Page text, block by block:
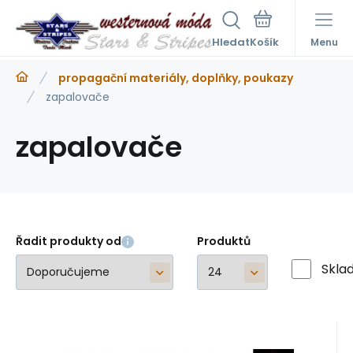
Hledat Menu
propagační materiály, doplňky, poukazy
zapalovače
zapalovače
Řadit produkty od Produktů